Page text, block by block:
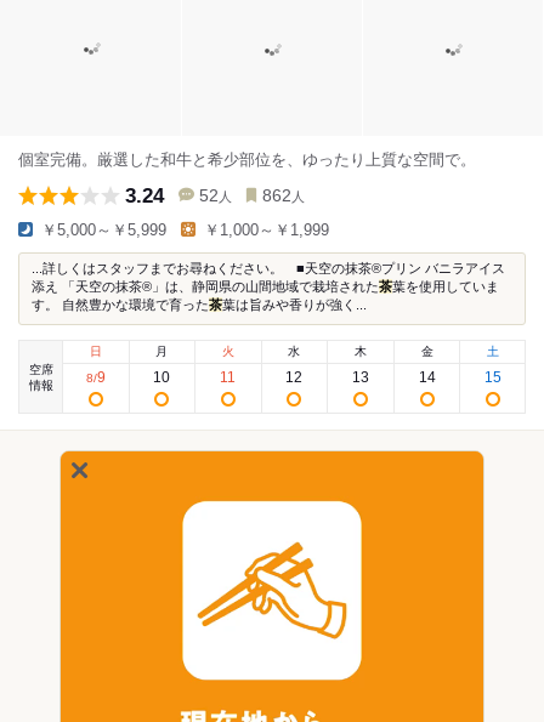
個室完備。厳選した和牛と希少部位を、ゆったり上質な空間で。
3.24 52 人 862 人
￥5,000～￥5,999 ￥1,000～￥1,999
...詳しくはスタッフまでお尋ねください。 ■天空の抹茶®プリン バニラアイス
添え 「天空の抹茶®」は、静岡県の山間地域で栽培された茶葉を使用していま
す。 自然豊かな環境で育った茶葉は旨みや香りが強く...
空席
情報
日
8/9
月
10
火
11
水
12
木
13
金
14
土
15